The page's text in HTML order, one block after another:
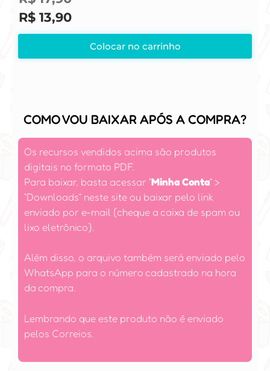
R$ 13,90
Colocar no carrinho
COMO VOU BAIXAR APÓS A COMPRA?
Os recursos vendidos acima são produtos
digitais no formato PDF.
Para baixar, basta acessar “Minha Conta”>
“Downloads” neste site ou baixar pelo link
enviado por e-mail (cheque a caixa de spam ou
lixo eletrônico).
Além disso, o arquivo também será enviado pelo
WhatsApp para o número cadastrado na hora
da compra.
Lembrando que este produto não é enviado
pelos Correios.